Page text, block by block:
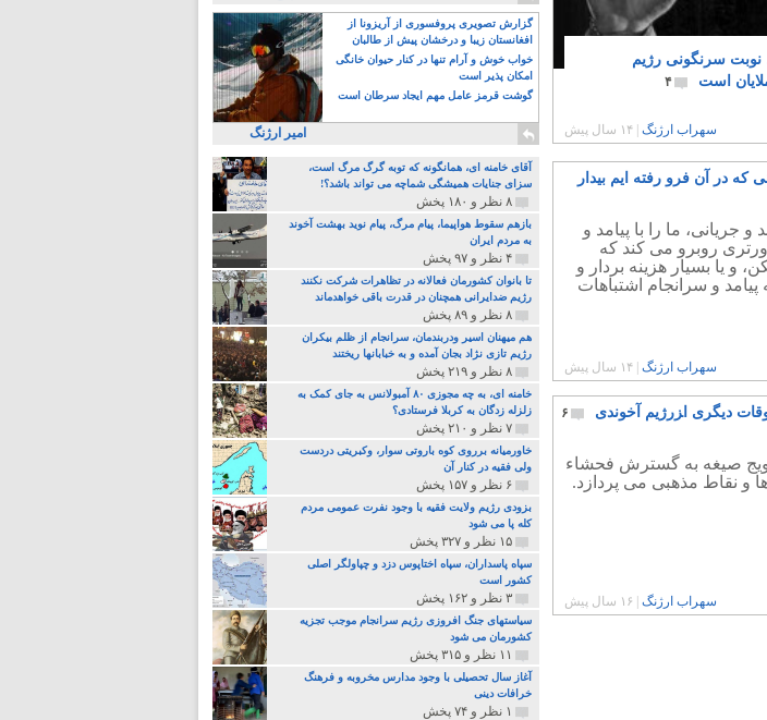
نوبت سرنگونی رژیم
است
۴
سهراب ارژنگ ۱۴ سال پیش
که در آن فرو رفته ایم بیدار
جریانی، ما را با پیامد و
روبرو می کند که
و یا بسیار هزینه بردار و
و سرانجام اشتباهات
سهراب ارژنگ ۱۴ سال پیش
دیگری ا‍زرژیم آخوندی ۶
ترویج صیغه به گسترش فحشاء
و نقاط مذهبی می پردازد.
سهراب ارژنگ ۱۶ سال پیش
گزارش تصویری پروفسوری از آریزونا از
افغانستان زیبا و درخشان پیش از طالبان
خواب خوش و آرام تنها در کنار حیوان خانگی
امکان پذیر است
گوشت قرمز عامل مهم ایجاد سرطان است
امیر ارژنگ
آقای خامنه ای، همانگونه که توبه گرگ مرگ است،
سزای جنایات همیشگی شماچه می تواند باشد؟!
۸ نظر و ۱۸۰ پخش
بازهم سقوط هواپیما، پیام مرگ، پیام نوید بهشت آخوند
به مردم ایران
۴ نظر و ۹۷ پخش
تا بانوان کشورمان فعالانه در تظاهرات شرکت نکنند
رژیم ضدایرانی همچنان در قدرت باقی خواهدماند
۸ نظر و ۸۹ پخش
هم میهنان اسیر ودربندمان، سرانجام از ظلم بیکران
رژیم تازی نژاد بجان آمده و به خبابانها ریختند
۸ نظر و ۲۱۹ پخش
خامنه ای، به چه مجوزی ۸۰ آمبولانس به جای کمک به
زلزله زدگان به کربلا فرستادی؟
۷ نظر و ۲۱۰ پخش
خاورمیانه برروی کوه باروتی سوار، وکبریتی دردست
ولی فقیه در کنار آن
۶ نظر و ۱۵۷ پخش
بزودی رژیم ولایت فقیه با وجود نفرت عمومی مردم
کله پا می شود
۱۵ نظر و ۳۲۷ پخش
سپاه پاسداران، سپاه اختاپوس دزد و چپاولگر اصلی
کشور است
۳ نظر و ۱۶۲ پخش
سیاستهای جنگ افروزی رژیم سرانجام موجب تجزیه
کشورمان می شود
۱۱ نظر و ۳۱۵ پخش
آغاز سال تحصیلی با وجود مدارس مخروبه و فرهنگ
خرافات دینی
۱ نظر و ۷۴ پخش